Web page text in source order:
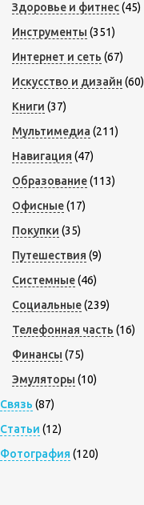
Здоровье и фитнес(45)
Инструменты (351)
Интернет и сеть (67)
Искусство и дизайн (60)
Книги (37)
Мультимедиа (211)
Навигация (47)
Образование(113)
Офисные(17)
Покупки (35)
Путешествия (9)
Системные(46)
Социальные(239)
Телефонная часть (16)
Финансы (75)
Эмуляторы (10)
Связь (87)
Статьи (12)
Фотография (120)